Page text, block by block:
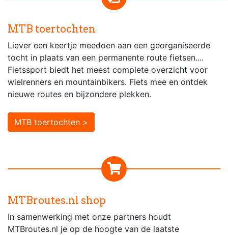
MTB toertochten
Liever een keertje meedoen aan een georganiseerde
tocht in plaats van een permanente route fietsen....
Fietssport biedt het meest complete overzicht voor
wielrenners en mountainbikers. Fiets mee en ontdek
nieuwe routes en bijzondere plekken.
MTB toertochten >
MTBroutes.nl shop
In samenwerking met onze partners houdt
MTBroutes.nl je op de hoogte van de laatste